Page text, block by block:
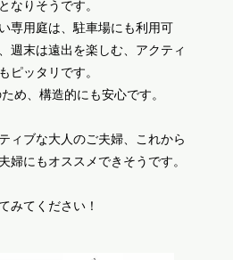
なりそうです。
専用庭は、駐車場にも利用可
週末は遠出を楽しむ、アクティ
ピッタリです。
め、構造的にも安心です。
ィブな大人のご夫婦、これから
婦にもオススメできそうです。
みてください！